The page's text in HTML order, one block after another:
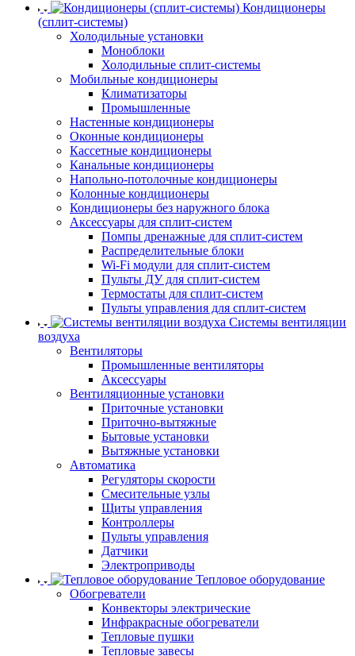
Кондиционеры
(сплит-системы)
Холодильные установки
Моноблоки
Холодильные сплит-системы
Мобильные кондиционеры
Климатизаторы
Промышленные
Настенные кондиционеры
Оконные кондиционеры
Кассетные кондиционеры
Канальные кондиционеры
Напольно-потолочные кондиционеры
Колонные кондиционеры
Кондиционеры без наружного блока
Аксессуары для сплит-систем
Помпы дренажные для сплит-систем
Распределительные блоки
Wi-Fi модули для сплит-систем
Пульты ДУ для сплит-систем
Термостаты для сплит-систем
Пульты управления для сплит-систем
Системы вентиляции
воздуха
Вентиляторы
Промышленные вентиляторы
Аксессуары
Вентиляционные установки
Приточные установки
Приточно-вытяжные
Бытовые установки
Вытяжные установки
Автоматика
Регуляторы скорости
Смесительные узлы
Щиты управления
Контроллеры
Пульты управления
Датчики
Электроприводы
Тепловое оборудование
Обогреватели
Конвекторы электрические
Инфракрасные обогреватели
Тепловые пушки
Тепловые завесы